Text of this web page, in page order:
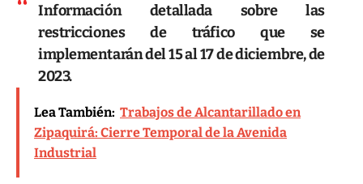
Información detallada sobre las
restricciones de tráfico que se
implementarán del 15 al 17 de diciembre, de
2023.
Lea También: Trabajos de Alcantarillado en
Zipaquirá: Cierre Temporal de la Avenida
Industrial